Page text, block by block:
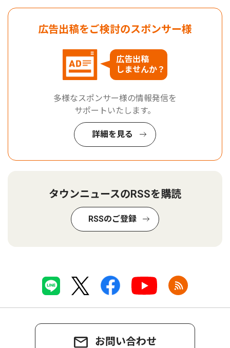
広告出稿をご検討のスポンサー様
広告出稿
しませんか？
多様なスポンサー様の情報発信を
サポートいたします。
詳細を見る
タウンニュースのRSSを購読
RSSのご登録
お問い合わせ